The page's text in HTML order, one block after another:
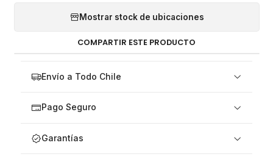
Mostrar stock de ubicaciones
COMPARTIR ESTE PRODUCTO
Envío a Todo Chile
Pago Seguro
Garantías